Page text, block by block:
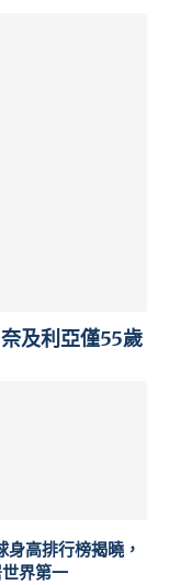
及利亞僅55歲
身高排行榜揭曉，
界第一